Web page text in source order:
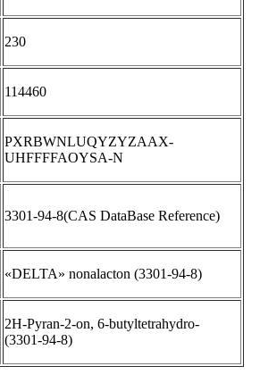
230
114460
PXRBWNLUQYZYZAAX-
UHFFFFAOYSA-N
3301-94-8(CAS DataBase Reference)
«DELTA» nonalacton (3301-94-8)
2H-Pyran-2-on, 6-butyltetrahydro-
(3301-94-8)